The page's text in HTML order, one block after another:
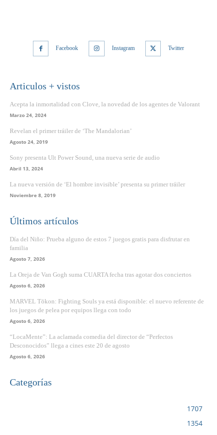
Facebook Instagram Twitter
Articulos + vistos
Acepta la inmortalidad con Clove, la novedad de los agentes de Valorant
Marzo 24, 2024
Revelan el primer tráiler de ‘The Mandalorian’
Agosto 24, 2019
Sony presenta Ult Power Sound, una nueva serie de audio
Abril 13, 2024
La nueva versión de ‘El hombre invisible’ presenta su primer tráiler
Noviembre 8, 2019
Últimos artículos
Día del Niño: Prueba alguno de estos 7 juegos gratis para disfrutar en
familia
Agosto 7, 2026
La Oreja de Van Gogh suma CUARTA fecha tras agotar dos conciertos
Agosto 6, 2026
MARVEL Tōkon: Fighting Souls ya está disponible: el nuevo referente de
los juegos de pelea por equipos llega con todo
Agosto 6, 2026
“LocaMente”: La aclamada comedia del director de “Perfectos
Desconocidos” llega a cines este 20 de agosto
Agosto 6, 2026
Categorías
1707
1354